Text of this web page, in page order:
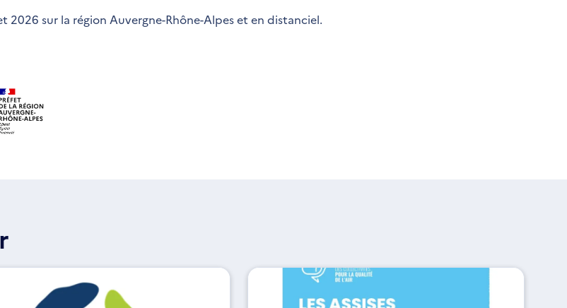
2026 sur la région Auvergne-Rhône-Alpes et en distanciel.